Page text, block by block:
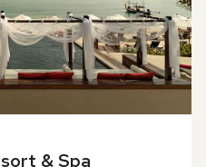
& Spa